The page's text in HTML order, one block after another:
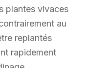
plantes vivaces
au
replantés
rapidement